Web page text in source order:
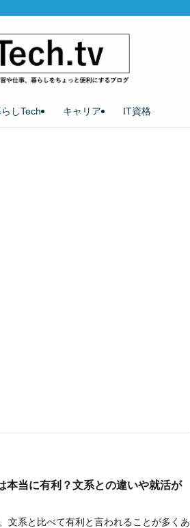
しTech キャリア IT資格
本当に有利？文系との違いや就活が
文系と比べて有利と言われることが多くあ